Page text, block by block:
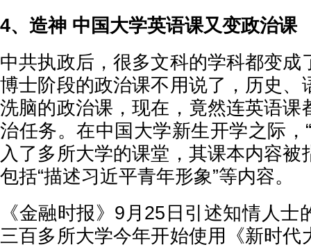
4、造神 中国大学英语课又变政治课
中共执政后，很多文科的学科都变成
博士阶段的政治课不用说了，历史、
洗脑的政治课，现在，竟然连英语课
治任务。在中国大学新生开学之际，
入了多所大学的课堂，其课本内容被
包括“描述习近平青年形象”等内容。
《金融时报》9月25日引述知情人士
三百多所大学今年开始使用《新时代